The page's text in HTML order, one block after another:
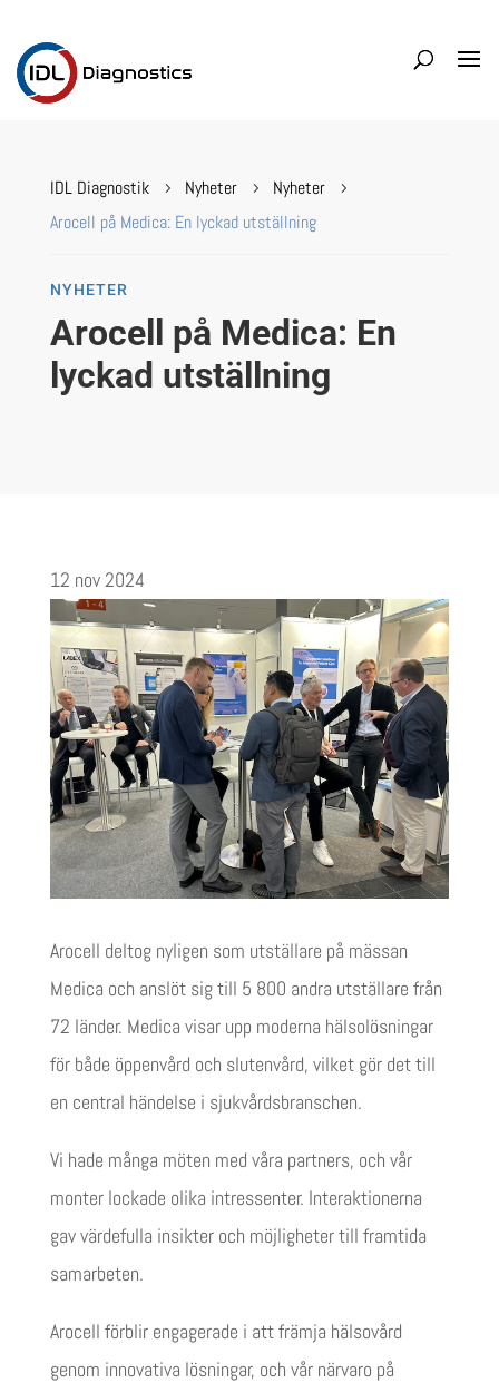
IDL Diagnostik 5 Nyheter 5 Nyheter 5
Arocell på Medica: En lyckad utställning
NYHETER
Arocell på Medica: En
lyckad utställning
12 nov 2024
Arocell deltog nyligen som utställare på mässan
Medica och anslöt sig till 5 800 andra utställare från
72 länder. Medica visar upp moderna hälsolösningar
för både öppenvård och slutenvård, vilket gör det till
en central händelse i sjukvårdsbranschen.
Vi hade många möten med våra partners, och vår
monter lockade olika intressenter. Interaktionerna
gav värdefulla insikter och möjligheter till framtida
samarbeten.
Arocell förblir engagerade i att främja hälsovård
genom innovativa lösningar, och vår närvaro på